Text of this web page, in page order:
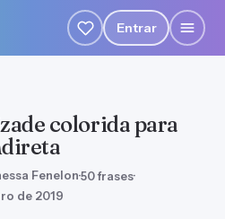
Entrar
colorida para
Fenelon·50 frases·
de 2019